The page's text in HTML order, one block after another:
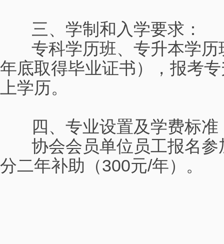
三、学制和入学要求：
专科学历班、专升本学历
年底取得毕业证书），报考
上学历。
四、专业设置及学费标准
协会会员单位员工报名参
分二年补助（300元/年）。